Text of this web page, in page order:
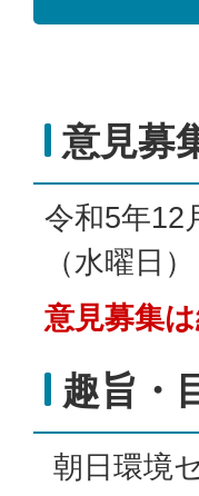
意見募
令和5年12
（水曜日
意見募集
趣旨・
朝日環境